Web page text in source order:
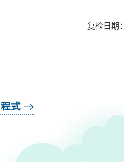
复检日期：
式